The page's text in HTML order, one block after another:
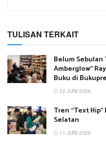
TULISAN TERKAIT
Belum Sebulan
Amberglow”
Buku di
22 JUNI 2026
Tren “Text
Selatan
11 JUNI 2026